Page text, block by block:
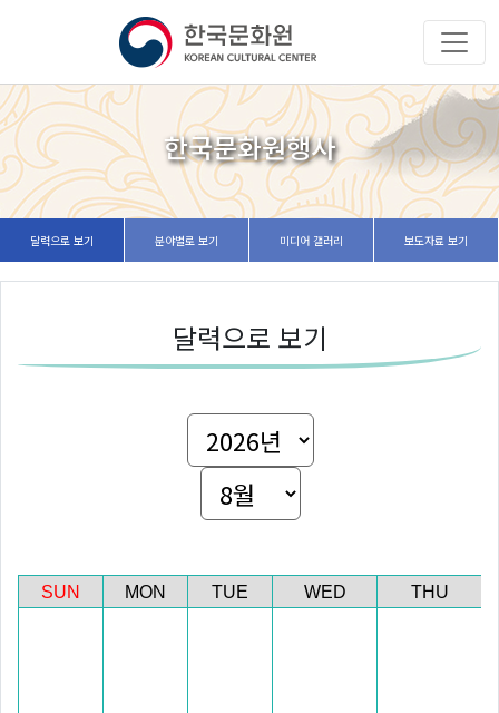
한국문화원행사
달력으로 보기 분야별로 보기 미디어 갤러리 보도자료 보기
달력으로 보기
SUN MON TUE WED THU